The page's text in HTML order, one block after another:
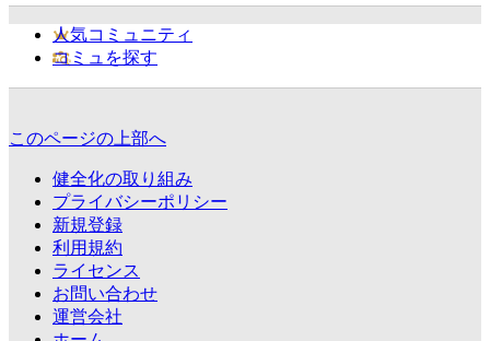
人気コミュニティ
コミュを探す
このページの上部へ
健全化の取り組み
プライバシーポリシー
新規登録
利用規約
ライセンス
お問い合わせ
運営会社